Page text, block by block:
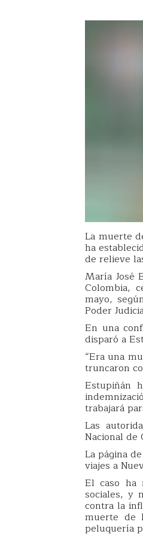
La muerte
ha
de relieve
María José
Colombia,
mayo,
Poder
En una
disparó a
“Era una
truncaron
Estupiñán
trabajará
Las
Nacional de
La página
viajes a
El caso ha
sociales, y
contra la
muerte de
peluquería